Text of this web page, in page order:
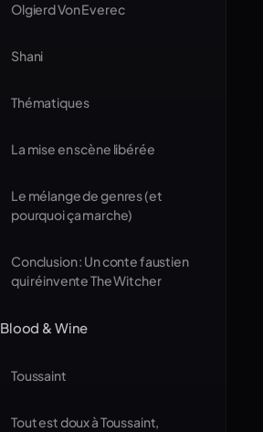
Olgierd Von Everec
Shani
Thématiques
La mise en scène libérée
Le mélange de genres (et
pourquoi ça marche)
Conclusion : Un conte faustien
qui réinvente The Witcher
Blood & Wine
Toussaint
Tout est doux à Toussaint,